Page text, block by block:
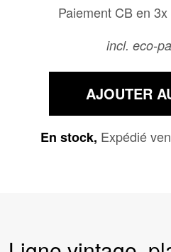
Paiement CB en
incl. eco-
AJOUTER
En stock, Expédié